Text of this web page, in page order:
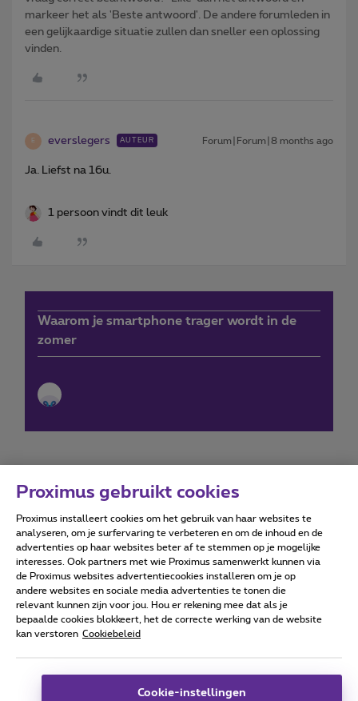
markeer het als 'Beste antwoord'. De andere forumleden in
een gelijkaardige situatie zullen dan sneller een oplossing
vinden.
E everslegers AUTEUR Forum|Forum|8 months ago
Ja. Liefst na 16u.
1 persoon vindt dit leuk
Waarom je smartphone trager wordt in de
zomer
Forumvoorwaarden Accessibility statement
Alle rechten voorbehouden. © Proximus
Algemene voorwaarden, consumenteninfo
Deze website is gecreëerd en wordt beheerd conform het
Proximus gebruikt cookies
Proximus installeert cookies om het gebruik van haar websites te
analyseren, om je surfervaring te verbeteren en om de inhoud en de
advertenties op haar websites beter af te stemmen op je mogelijke
interesses. Ook partners met wie Proximus samenwerkt kunnen via
de Proximus websites advertentiecookies installeren om je op
andere websites en sociale media advertenties te tonen die
relevant kunnen zijn voor jou. Hou er rekening mee dat als je
bepaalde cookies blokkeert, het de correcte werking van de website
kan verstoren Cookiebeleid
Cookie-instellingen